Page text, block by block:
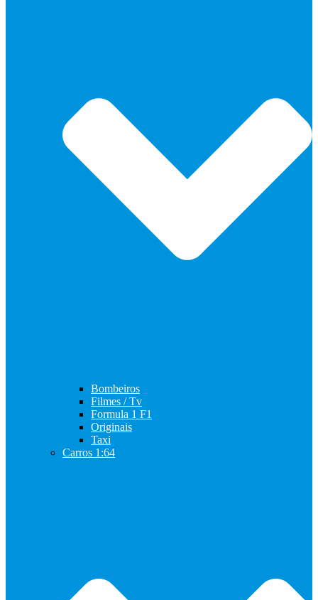
Bombeiros
Filmes / Tv
Formula 1 F1
Originais
Taxi
Carros 1:64